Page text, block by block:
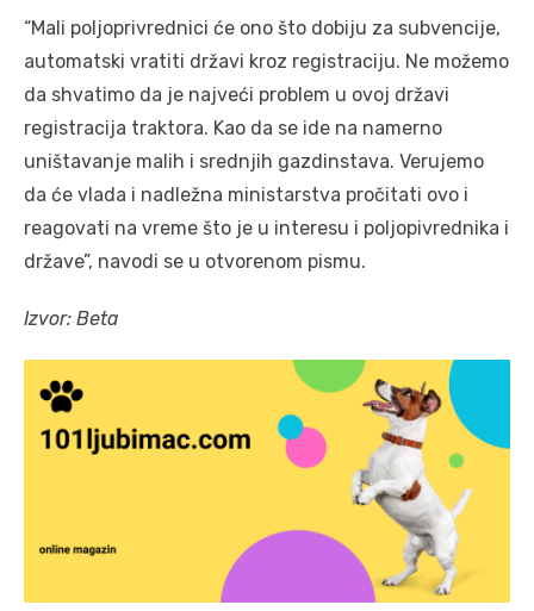
“Mali poljoprivrednici će ono što dobiju za subvencije,
automatski vratiti državi kroz registraciju. Ne možemo
da shvatimo da je najveći problem u ovoj državi
registracija traktora. Kao da se ide na namerno
uništavanje malih i srednjih gazdinstava. Verujemo
da će vlada i nadležna ministarstva pročitati ovo i
reagovati na vreme što je u interesu i poljopivrednika i
države”, navodi se u otvorenom pismu.
Izvor: Beta